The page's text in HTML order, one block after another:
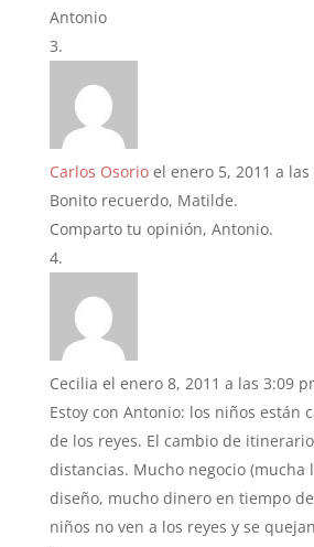
Antonio
Carlos Osorio el enero 5, 2011 a las
Bonito recuerdo, Matilde.
Comparto tu opinión, Antonio.
Cecilia el enero 8, 2011 a las 3:09
Estoy con Antonio: los niños están
de los reyes. El cambio de
distancias. Mucho negocio (mucha
diseño, mucho dinero en tiempo
niños no ven a los reyes y se